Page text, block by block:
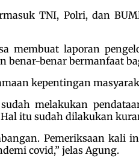
TNI, Polri, dan
laporan
benar-benar bermanfaat
kepentingan
melakukan
itu sudah dilakukan
Pemeriksaan kali
covid,” jelas Agung.